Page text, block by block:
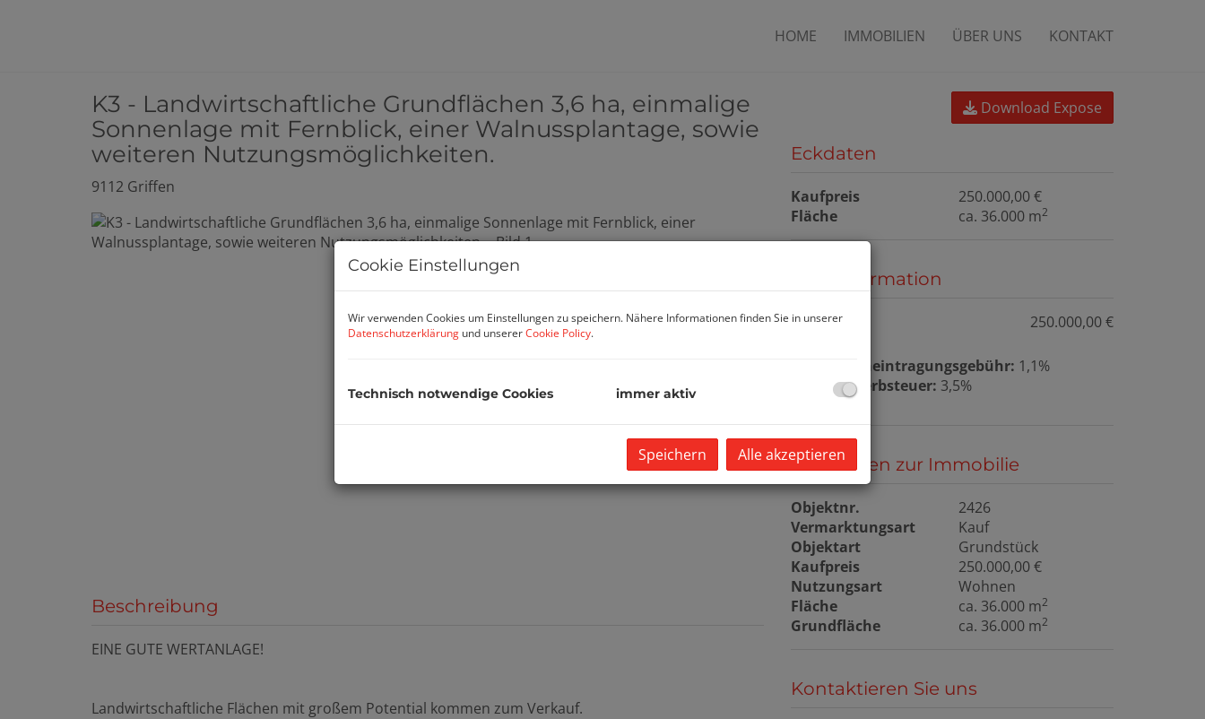
HOME IMMOBILIEN ÜBER UNS KONTAKT
K3 - Landwirtschaftliche Grundflächen 3,6 ha, einmalige
Sonnenlage mit Fernblick, einer Walnussplantage, sowie
weiteren Nutzungsmöglichkeiten.
9112 Griffen
Beschreibung
EINE GUTE WERTANLAGE!
Landwirtschaftliche Flächen mit großem Potential kommen zum Verkauf.
Download Expose
Eckdaten
Kaufpreis
250.000,00 €
Fläche
ca. 36.000 m2
Preisinformation
Kaufpreis: 250.000,00 €
Grundbucheintragungsgebühr: 1,1%
Grunderwerbsteuer: 3,5%
Basisdaten zur Immobilie
Objektnr.
2426
Vermarktungsart
Kauf
Objektart
Grundstück
Kaufpreis
250.000,00 €
Nutzungsart
Wohnen
Fläche
ca. 36.000 m2
Grundfläche ca. 36.000 m2
Kontaktieren Sie uns
Cookie Einstellungen
Wir verwenden Cookies um Einstellungen zu speichern. Nähere Informationen finden Sie in unserer
Datenschutzerklärung und unsererCookie Policy.
Technisch notwendige Cookies immer aktiv
Speichern Alle akzeptieren